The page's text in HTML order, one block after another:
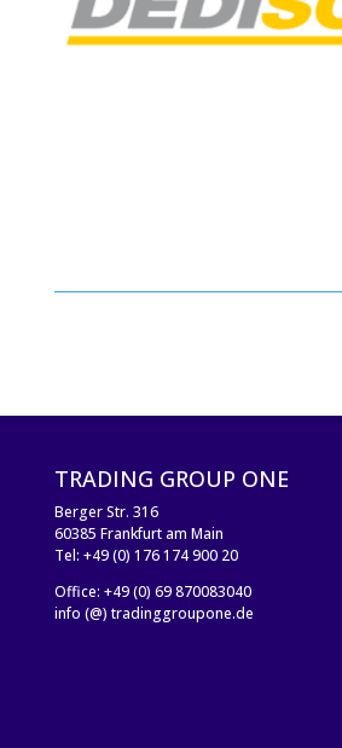
TRADING GROUP ONE
Berger Str. 316
60385 Frankfurt am Main
Tel: +49 (0) 176 174 900 20
Office: +49 (0) 69 870083040
info (@) tradinggroupone.de